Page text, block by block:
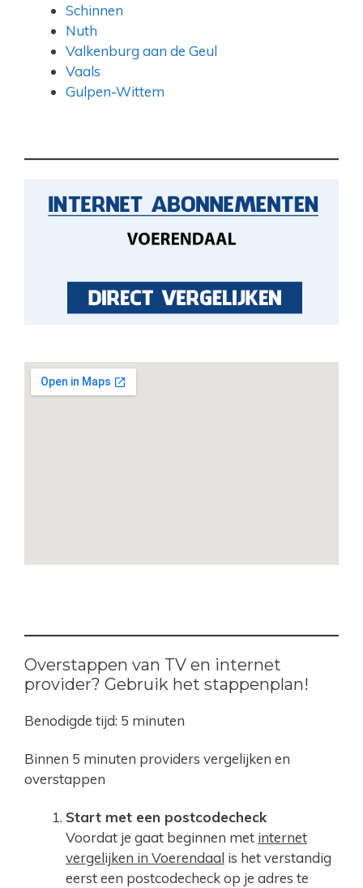
Schinnen
Nuth
Valkenburg aan de Geul
Vaals
Gulpen-Wittem
Overstappen van TV en internet
provider? Gebruik het stappenplan!
Benodigde tijd: 5 minuten
Binnen 5 minuten providers vergelijken en
overstappen
Start met een postcodecheck
Voordat je gaat beginnen met internet
vergelijken in Voerendaal is het verstandig
eerst een postcodecheck op je adres te